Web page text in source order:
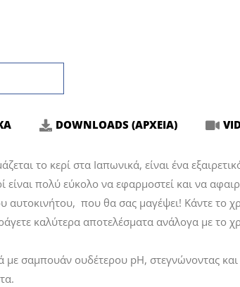
DOWNLOADS (ΑΡΧΕΙΑ)
το κερί στα Ιαπωνικά, είναι ένα
είναι πολύ εύκολο να εφαρμοστεί και να
που θα σας μαγέψει! Κάντε το
καλύτερα αποτελέσματα ανάλογα με το
με σαμπουάν ουδέτερου pH, στεγνώνοντας